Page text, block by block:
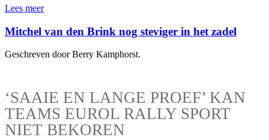
Lees meer
Mitchel van den Brink nog steviger in het zadel
Geschreven door Berry Kamphorst.
‘SAAIE EN LANGE PROEF’ KAN
TEAMS EUROL RALLY SPORT
NIET BEKOREN